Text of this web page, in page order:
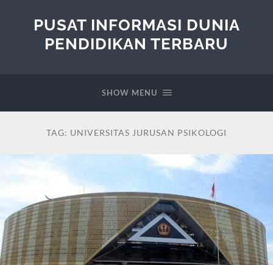
PUSAT INFORMASI DUNIA
PENDIDIKAN TERBARU
SHOW MENU
TAG: UNIVERSITAS JURUSAN PSIKOLOGI